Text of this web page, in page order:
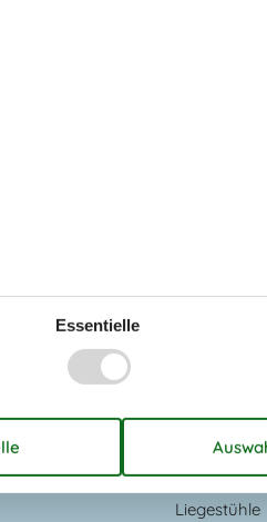
Carport
Gartenmöbel
Liegestühle
Essentielle